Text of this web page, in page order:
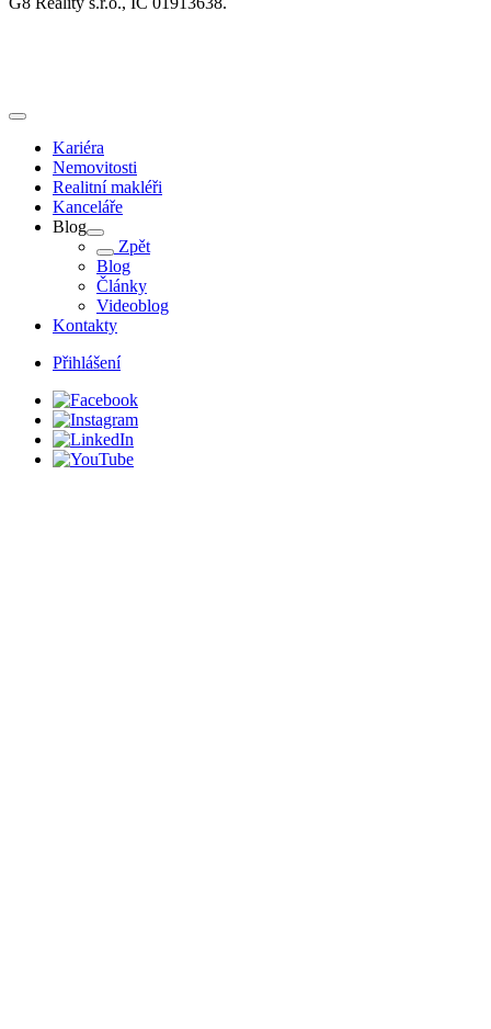
Kariéra
Nemovitosti
Realitní makléři
Kanceláře
Blog
Zpět
Blog
Články
Videoblog
Kontakty
Přihlášení